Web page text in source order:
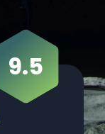
9.5